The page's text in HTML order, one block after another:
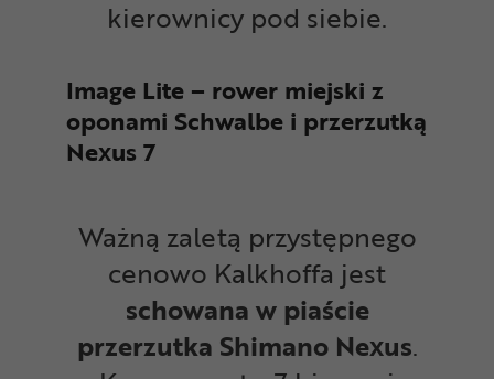
kierownicy pod siebie.
Image Lite – rower miejski z
oponami Schwalbe i przerzutką
Nexus 7
Ważną zaletą przystępnego
cenowo Kalkhoffa jest
schowana w piaście
przerzutka Shimano Nexus.